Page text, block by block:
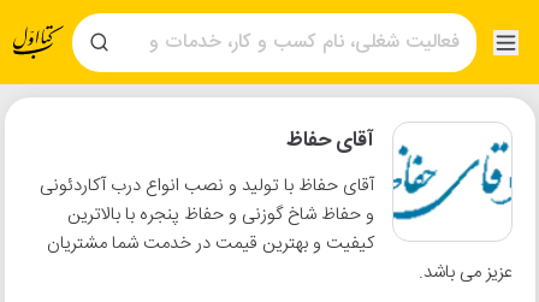
آقای حفاظ
آقای حفاظ با تولید و نصب انواع درب آکاردئونی
و حفاظ شاخ گوزنی و حفاظ پنجره با بالاترین
کیفیت و بهترین قیمت در خدمت شما مشتریان
عزیز می باشد.